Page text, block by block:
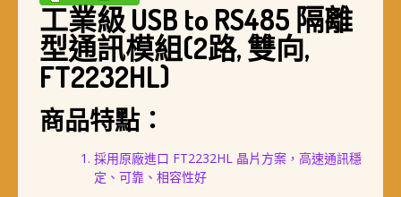
工業級 USB to RS485 隔離
型通訊模組(2路, 雙向,
FT2232HL)
商品特點：
採用原廠進口 FT2232HL 晶片方案，高速通訊穩
定、可靠、相容性好